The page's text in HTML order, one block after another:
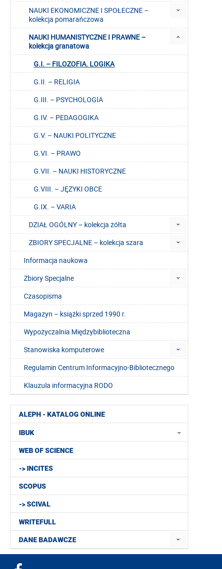
NAUKI EKONOMICZNE I SPOŁECZNE –
kolekcja pomarańczowa
NAUKI HUMANISTYCZNE I PRAWNE –
kolekcja granatowa
G.I. – FILOZOFIA. LOGIKA
G.II. – RELIGIA
G.III. – PSYCHOLOGIA
G.IV. – PEDAGOGIKA
G.V. – NAUKI POLITYCZNE
G.VI. – PRAWO
G.VII. – NAUKI HISTORYCZNE
G.VIII. – JĘZYKI OBCE
G.IX. – VARIA
DZIAŁ OGÓLNY – kolekcja żółta
ZBIORY SPECJALNE – kolekcja szara
Informacja naukowa
Zbiory Specjalne
Czasopisma
Magazyn – książki sprzed 1990 r.
Wypożyczalnia Międzybiblioteczna
Stanowiska komputerowe
Regulamin Centrum Informacyjno-Bibliotecznego
Klauzula informacyjna RODO
ALEPH - KATALOG ONLINE
IBUK
WEB OF SCIENCE
-> INCITES
SCOPUS
-> SCIVAL
WRITEFULL
DANE BADAWCZE